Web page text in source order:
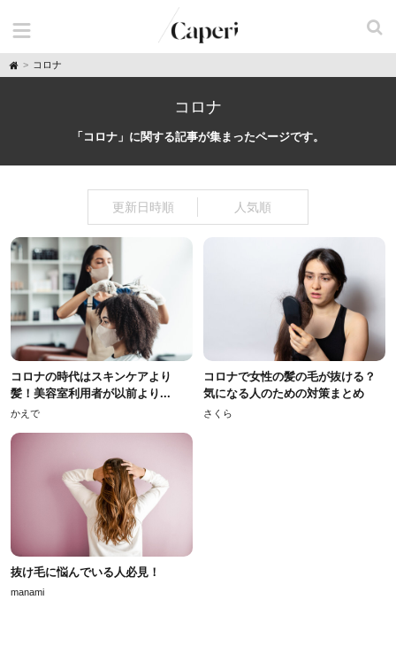
H
o
コロナ
コロナ
「コロナ」に関する記事が集まったページです。
更新日時順 人気順
コロナの時代はスキンケアより
髪！美容室利用者が以前より...
かえで
コロナで女性の髪の毛が抜ける？
気になる人のための対策まとめ
さくら
抜け毛に悩んでいる人必見！
manami